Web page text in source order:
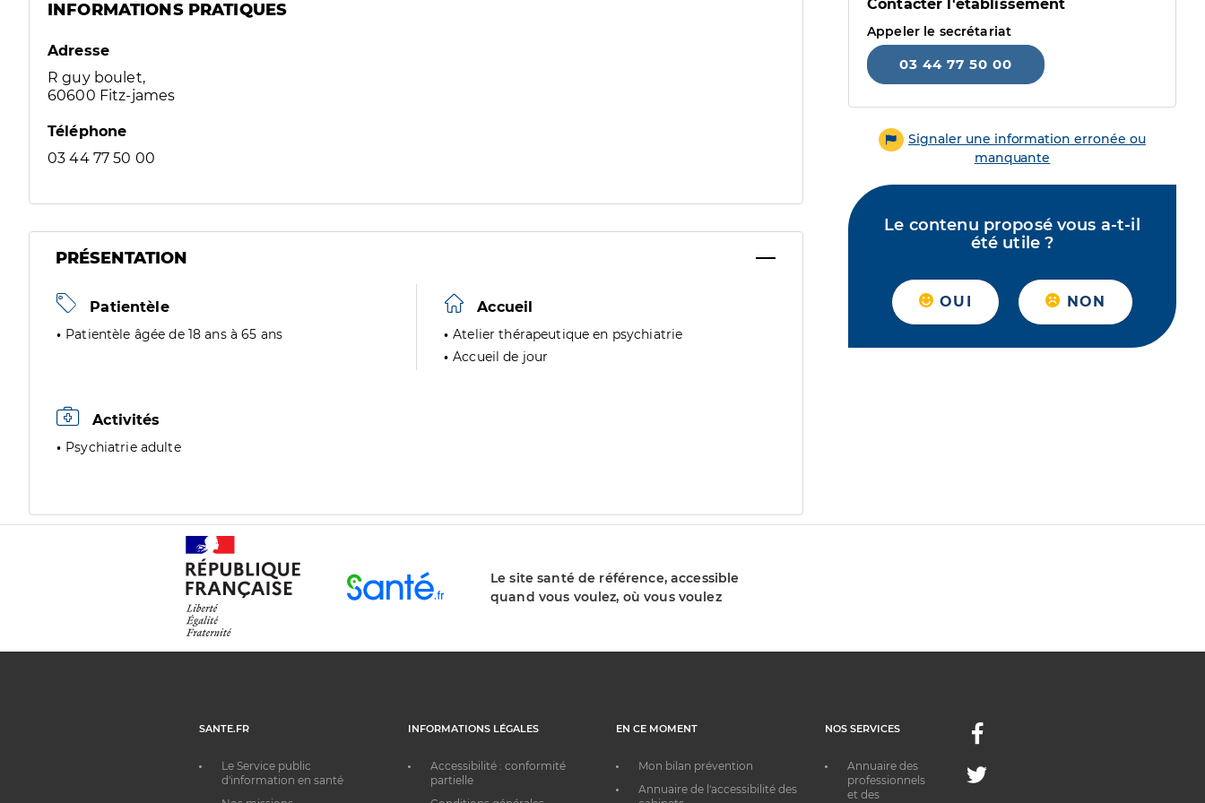
INFORMATIONS PRATIQUES
Adresse
R guy boulet,
60600 Fitz-james
Téléphone
03 44 77 50 00
PRÉSENTATION
Patientèle
Patientèle âgée de 18 ans à 65 ans
Accueil
Atelier thérapeutique en psychiatrie
Accueil de jour
Activités
Psychiatrie adulte
Contacter l'établissement
Appeler le secrétariat
03 44 77 50 00
Signaler une information erronée ou
manquante
Le contenu proposé vous a-t-il
été utile ?
OUI NON
Le site santé de référence, accessible
quand vous voulez, où vous voulez
SANTE.FR
Le Service public
d'information en santé
INFORMATIONS LÉGALES
Accessibilité : conformité
partielle
EN CE MOMENT
Mon bilan prévention
Annuaire de l'accessibilité des
NOS SERVICES
Annuaire des
professionnels
et des
Facebook
Twitter